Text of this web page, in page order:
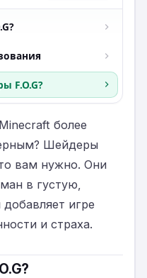
F.O.G?
более
Шейдеры
вам нужно. Они
в густую,
игре
и страха.